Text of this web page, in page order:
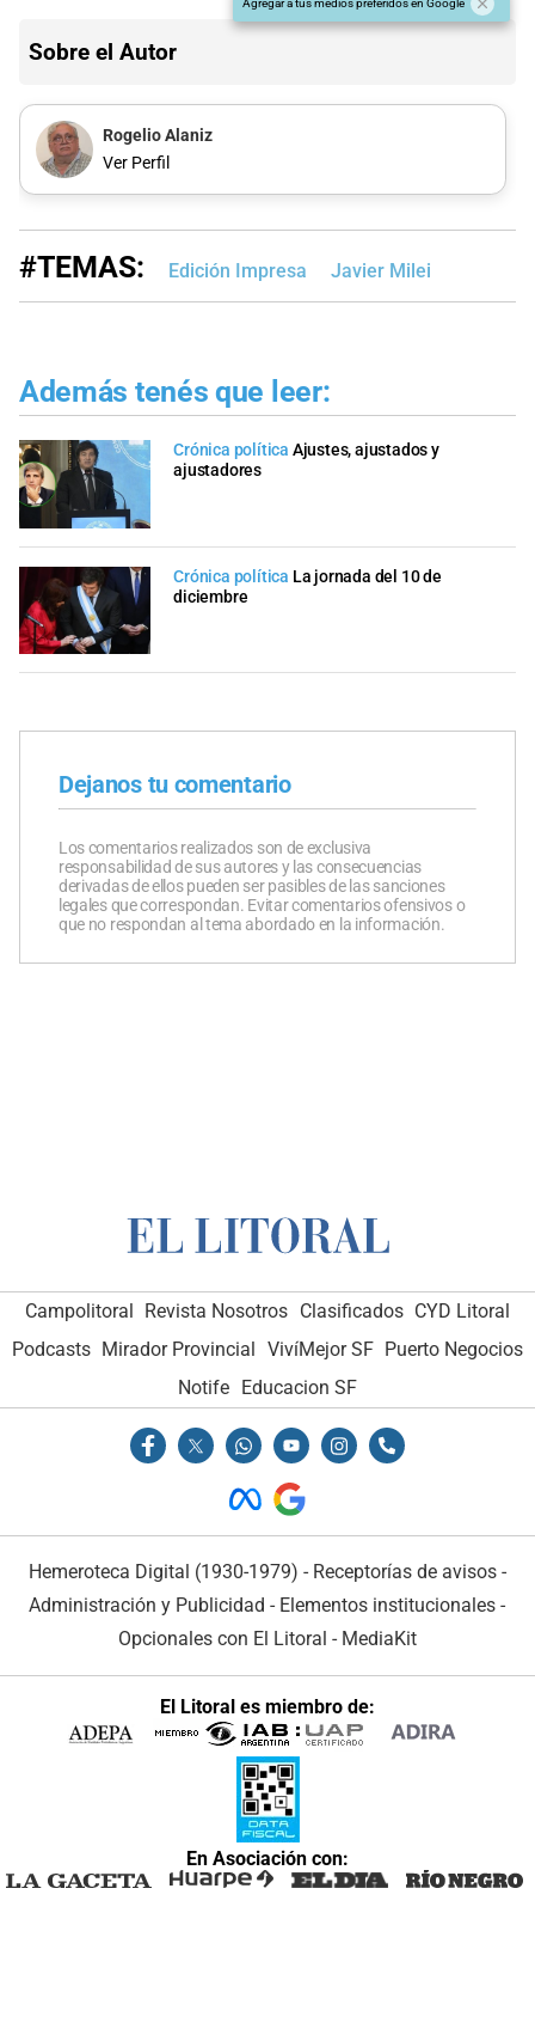
Agregar a tus medios preferidos en Google
Sobre el Autor
Rogelio Alaniz
Ver Perfil
#TEMAS: Edición Impresa Javier Milei
Además tenés que leer:
Crónica política Ajustes, ajustados y
ajustadores
Crónica política La jornada del 10 de
diciembre
Dejanos tu comentario
Los comentarios realizados son de exclusiva
responsabilidad de sus autores y las consecuencias
derivadas de ellos pueden ser pasibles de las sanciones
legales que correspondan. Evitar comentarios ofensivos o
que no respondan al tema abordado en la información.
Campolitoral Revista Nosotros Clasificados CYD Litoral
Podcasts Mirador Provincial VivíMejor SF Puerto Negocios
Notife Educacion SF
Hemeroteca Digital (1930-1979) - Receptorías de avisos -
Administración y Publicidad - Elementos institucionales -
Opcionales con El Litoral - MediaKit
El Litoral es miembro de:
En Asociación con: